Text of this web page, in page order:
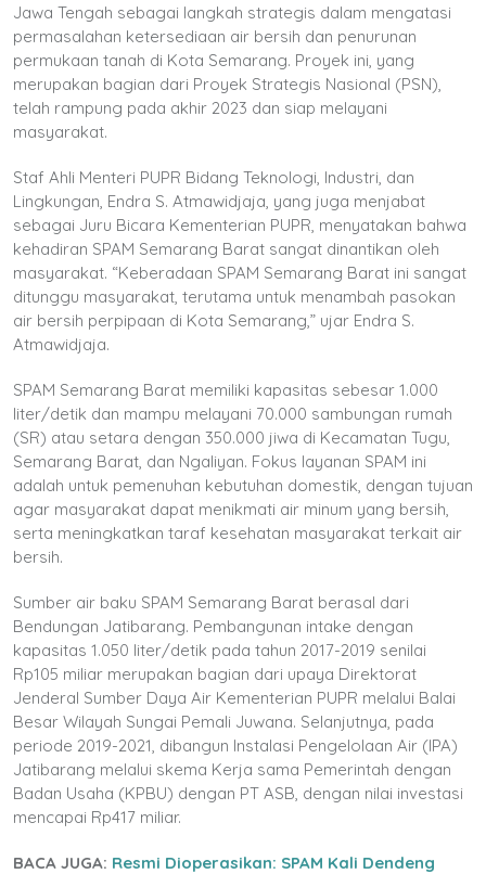
Jawa Tengah sebagai langkah strategis dalam mengatasi
permasalahan ketersediaan air bersih dan penurunan
permukaan tanah di Kota Semarang. Proyek ini, yang
merupakan bagian dari Proyek Strategis Nasional (PSN),
telah rampung pada akhir 2023 dan siap melayani
masyarakat.
Staf Ahli Menteri PUPR Bidang Teknologi, Industri, dan
Lingkungan, Endra S. Atmawidjaja, yang juga menjabat
sebagai Juru Bicara Kementerian PUPR, menyatakan bahwa
kehadiran SPAM Semarang Barat sangat dinantikan oleh
masyarakat. “Keberadaan SPAM Semarang Barat ini sangat
ditunggu masyarakat, terutama untuk menambah pasokan
air bersih perpipaan di Kota Semarang,” ujar Endra S.
Atmawidjaja.
SPAM Semarang Barat memiliki kapasitas sebesar 1.000
liter/detik dan mampu melayani 70.000 sambungan rumah
(SR) atau setara dengan 350.000 jiwa di Kecamatan Tugu,
Semarang Barat, dan Ngaliyan. Fokus layanan SPAM ini
adalah untuk pemenuhan kebutuhan domestik, dengan tujuan
agar masyarakat dapat menikmati air minum yang bersih,
serta meningkatkan taraf kesehatan masyarakat terkait air
bersih.
Sumber air baku SPAM Semarang Barat berasal dari
Bendungan Jatibarang. Pembangunan intake dengan
kapasitas 1.050 liter/detik pada tahun 2017-2019 senilai
Rp105 miliar merupakan bagian dari upaya Direktorat
Jenderal Sumber Daya Air Kementerian PUPR melalui Balai
Besar Wilayah Sungai Pemali Juwana. Selanjutnya, pada
periode 2019-2021, dibangun Instalasi Pengelolaan Air (IPA)
Jatibarang melalui skema Kerja sama Pemerintah dengan
Badan Usaha (KPBU) dengan PT ASB, dengan nilai investasi
mencapai Rp417 miliar.
BACA JUGA: Resmi Dioperasikan: SPAM Kali Dendeng